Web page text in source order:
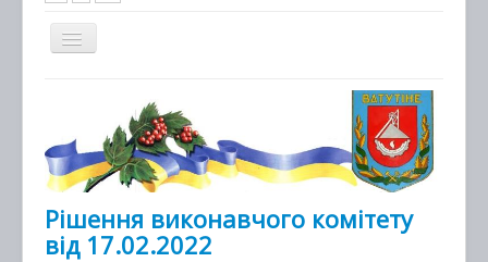
Новини
Документи
Виконавчий комітет
Рішення виконавчого комітету
від 17.02.2022